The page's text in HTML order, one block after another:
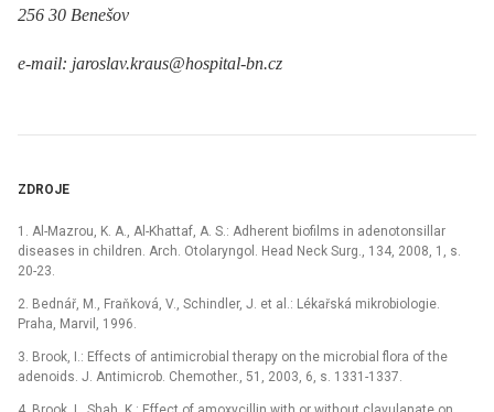
256 30 Benešov
e-mail: jaroslav.kraus@hospital-bn.cz
ZDROJE
1. Al-Mazrou, K. A., Al-Khattaf, A. S.: Adherent biofilms in adenotonsillar
diseases in children. Arch. Otolaryngol. Head Neck Surg., 134, 2008, 1, s.
20-23.
2. Bednář, M., Fraňková, V., Schindler, J. et al.: Lékařská mikrobiologie.
Praha, Marvil, 1996.
3. Brook, I.: Effects of antimicrobial therapy on the microbial flora of the
adenoids. J. Antimicrob. Chemother., 51, 2003, 6, s. 1331-1337.